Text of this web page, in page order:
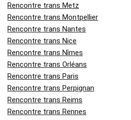
Rencontre trans Metz
Rencontre trans Montpellier
Rencontre trans Nantes
Rencontre trans Nice
Rencontre trans Nîmes
Rencontre trans Orléans
Rencontre trans Paris
Rencontre trans Perpignan
Rencontre trans Reims
Rencontre trans Rennes